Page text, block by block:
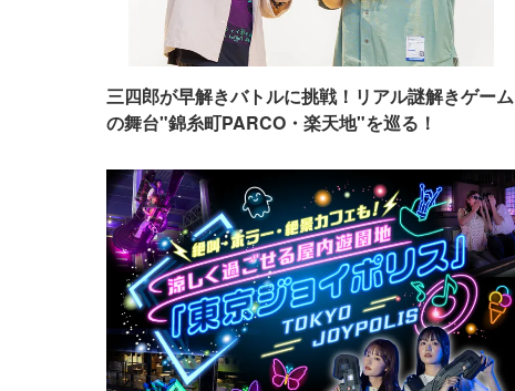
三四郎が早解きバトルに挑戦！リアル謎解きゲーム
の舞台"錦糸町PARCO・楽天地"を巡る！